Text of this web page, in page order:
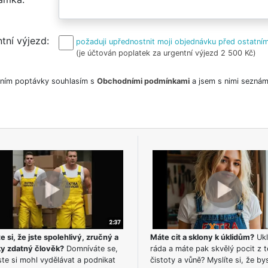
výjezd
požaduji upřednostnit moji objednávku před
(je účtován poplatek za urgentní výjezd 2 500 Kč)
poptávky souhlasím s Obchodními podmínkamia jsem s nimi
si, že jste spolehlivý, zručný a
zdatný člověk?Domníváte se,
si mohl vydělávat a podnikat
Máte cit a sklony k úklidům?
ráda a máte pak skvělý pocit z
čistoty a vůně? Myslíte si, že